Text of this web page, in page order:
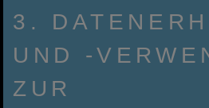
3.
UND -
ZUR